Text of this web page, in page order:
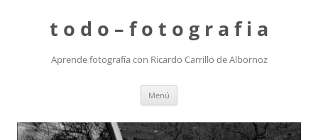
t o d o – f o t o g r a f i a
Aprende fotografía con Ricardo Carrillo de Albornoz
Menú